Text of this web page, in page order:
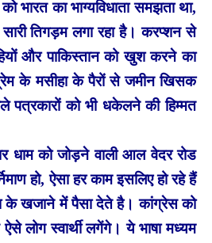
भारत का भाग्यविधाता समझता था,
तिगड़म लगा रहा है। करप्शन से
और पाकिस्तान को खुश करने का
के मसीहा के पैरों से जमीन खिसक
पत्रकारों को भी धकेलने की हिम्मत
धाम को जोड़ने वाली आल वेदर रोड
हो, ऐसा हर काम इसलिए हो रहे हैं
के खजाने में पैसा देते है। कांग्रेस को
लोग स्वार्थी लगेंगे। ये भाषा मध्यम